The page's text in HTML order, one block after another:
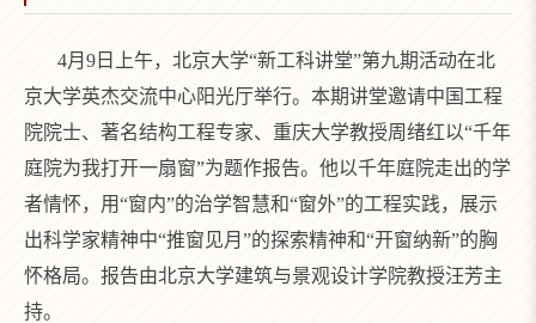
4月9日上午，北京大学“新工科讲堂”第九期活动在北
京大学英杰交流中心阳光厅举行。本期讲堂邀请中国工程
院院士、著名结构工程专家、重庆大学教授周绪红以“千年
庭院为我打开一扇窗”为题作报告。他以千年庭院走出的学
者情怀，用“窗内”的治学智慧和“窗外”的工程实践，展示
出科学家精神中“推窗见月”的探索精神和“开窗纳新”的胸
怀格局。报告由北京大学建筑与景观设计学院教授汪芳主
持。